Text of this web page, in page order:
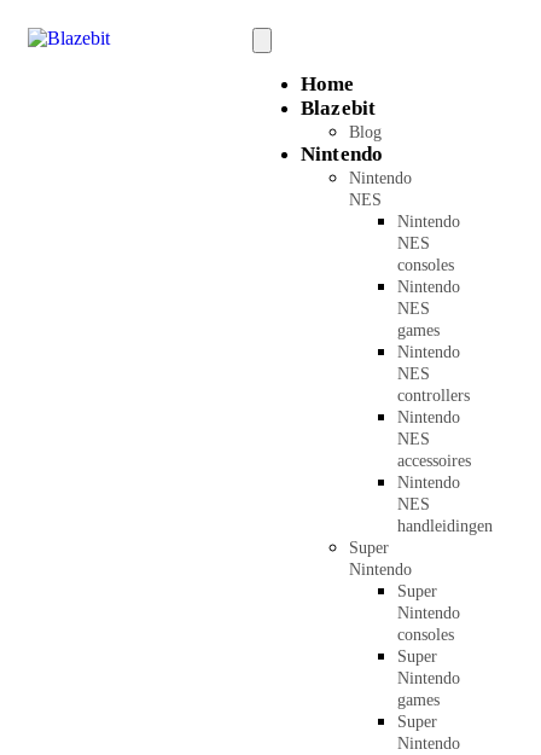
Home
Blazebit
Blog
Nintendo
Nintendo
NES
Nintendo
NES
consoles
Nintendo
NES
games
Nintendo
NES
controllers
Nintendo
NES
accessoires
Nintendo
NES
handleidingen
Super
Nintendo
Super
Nintendo
consoles
Super
Nintendo
games
Super
Nintendo